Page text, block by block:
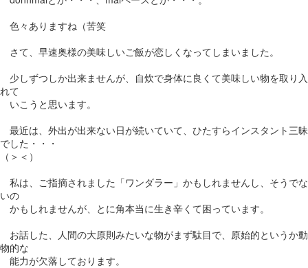
色々ありますね（苦笑
さて、早速奥様の美味しいご飯が恋しくなってしまいました。
少しずつしか出来ませんが、自炊で身体に良くて美味しい物を取り入
れて
いこうと思います。
最近は、外出が出来ない日が続いていて、ひたすらインスタント三昧
でした・・・
（＞＜）
私は、ご指摘されました「ワンダラー」かもしれませんし、そうでな
いの
かもしれませんが、とに角本当に生き辛くて困っています。
お話した、人間の大原則みたいな物がまず駄目で、原始的というか動
物的な
能力が欠落しております。